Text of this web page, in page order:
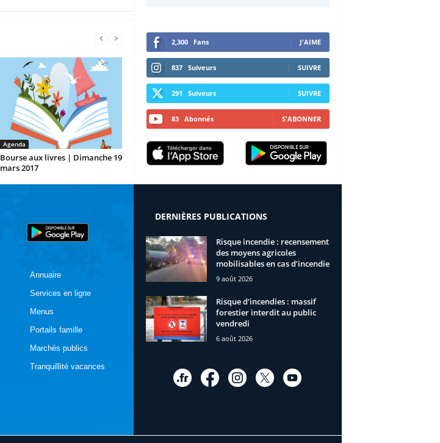
Agenda
Bourse aux livres | Dimanche 19
mars 2017
2,300 Fans J'AIME
837 Suiveurs SUIVRE
291 Suiveurs SUIVRE
83 Abonnés S'ABONNER
Annuaire
Services en ligne
Menus
Portails famille
Marchés publics
Tranquillité vacances
DERNIÈRES PUBLICATIONS
Risque incendie : recensement
des moyens agricoles
mobilisables en cas d’incendie
9 août 2026
Risque d’incendies : massif
forestier interdit au public
vendredi
6 août 2026